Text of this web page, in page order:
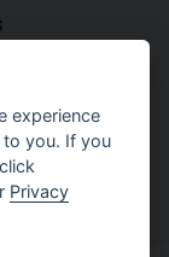
experience
you. If you
Privacy